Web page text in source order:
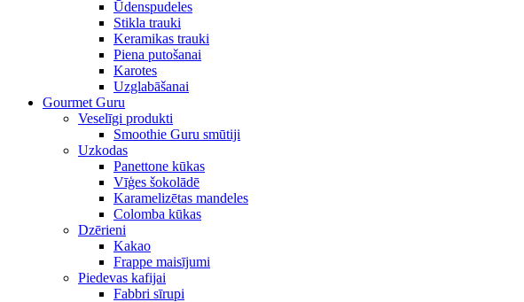
Ūdenspudeles
Stikla trauki
Keramikas trauki
Piena putošanai
Karotes
Uzglabāšanai
Gourmet Guru
Veselīgi produkti
Smoothie Guru smūtiji
Uzkodas
Panettone kūkas
Vīģes šokolādē
Karamelizētas mandeles
Colomba kūkas
Dzērieni
Kakao
Frappe maisījumi
Piedevas kafijai
Fabbri sīrupi